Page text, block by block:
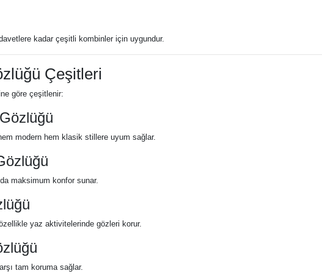
kadar çeşitli kombinler için uygundur.
Çeşitleri
göre çeşitlenir:
modern hem klasik stillere uyum sağlar.
maksimum konfor sunar.
yaz aktivitelerinde gözleri korur.
tam koruma sağlar.